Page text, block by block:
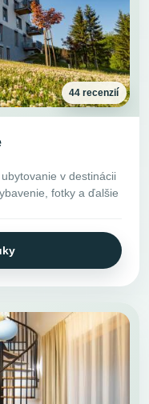
44 recenzií
v destinácii
fotky a ďalšie